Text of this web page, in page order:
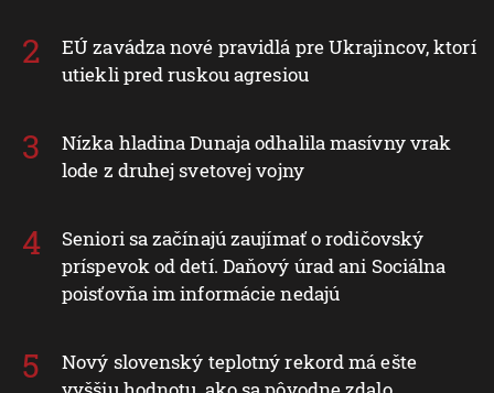
EÚ zavádza nové pravidlá pre Ukrajincov, ktorí
utiekli pred ruskou agresiou
Nízka hladina Dunaja odhalila masívny vrak
lode z druhej svetovej vojny
Seniori sa začínajú zaujímať o rodičovský
príspevok od detí. Daňový úrad ani Sociálna
poisťovňa im informácie nedajú
Nový slovenský teplotný rekord má ešte